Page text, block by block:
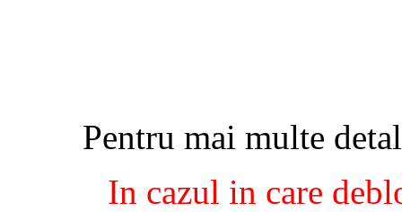
Pentru mai multe
In cazul in care